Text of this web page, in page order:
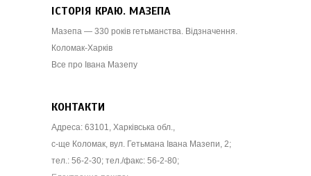
ІСТОРІЯ КРАЮ. МАЗЕПА
Мазепа — 330 років гетьманства. Відзначення.
Коломак-Харків
Все про Івана Мазепу
КОНТАКТИ
Адреса: 63101, Харківська обл.,
с-ще Коломак, вул. Гетьмана Івана Мазепи, 2;
тел.: 56-2-30; тел./факс: 56-2-80;